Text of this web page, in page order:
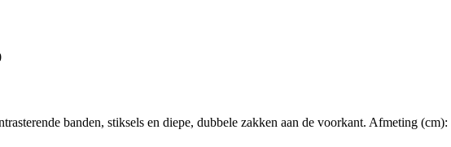
banden, stiksels en diepe, dubbele zakken aan de voorkant. Afmeting